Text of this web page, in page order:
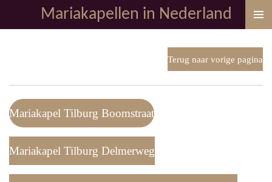
direct
Mariakapellen in Nederland
Terug naar vorige pagina
Mariakapel Tilburg Boomstraat
Mariakapel Tilburg Delmerweg